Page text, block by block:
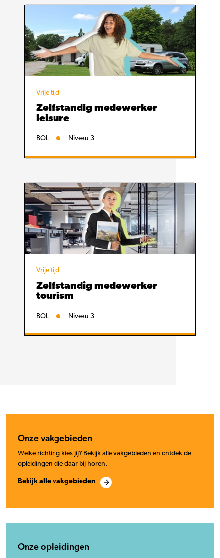
Vrije tijd
Zelfstandig medewerker
leisure
BOL Niveau 3
Vrije tijd
Zelfstandig medewerker
tourism
BOL Niveau 3
Onze vakgebieden
Welke richting kies jij? Bekijk alle vakgebieden en ontdek de
opleidingen die daar bij horen.
Bekijk alle vakgebieden
Onze opleidingen